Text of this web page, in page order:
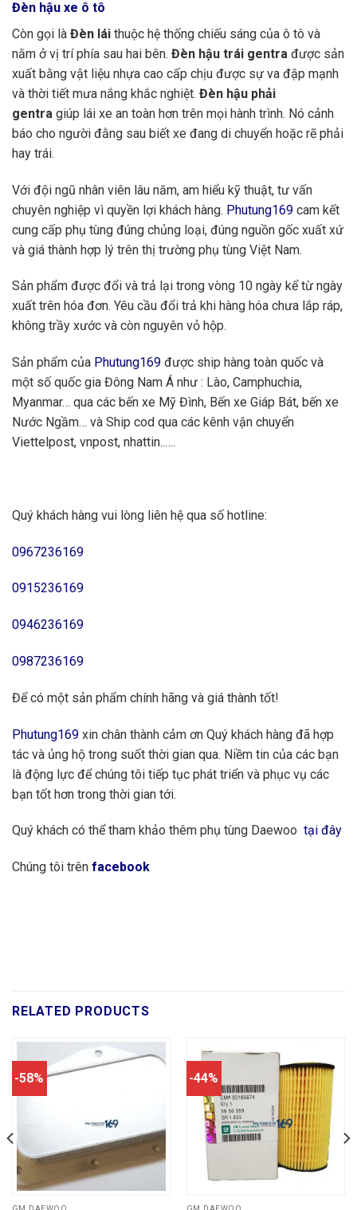
Đèn hậu xe ô tô
Còn gọi là Đèn lái thuộc hệ thống chiếu sáng của ô tô và
nằm ở vị trí phía sau hai bên. Đèn hậu trái gentra được sản
xuất bằng vật liệu nhựa cao cấp chịu được sự va đập mạnh
và thời tiết mưa nắng khắc nghiệt. Đèn hậu phải
gentra giúp lái xe an toàn hơn trên mọi hành trình. Nó cảnh
báo cho người đằng sau biết xe đang di chuyển hoặc rẽ phải
hay trái.
Với đội ngũ nhân viên lâu năm, am hiểu kỹ thuật, tư vấn
chuyên nghiệp vì quyền lợi khách hàng. Phutung169 cam kết
cung cấp phụ tùng đúng chủng loại, đúng nguồn gốc xuất xứ
và giá thành hợp lý trên thị trường phụ tùng Việt Nam.
Sản phẩm được đổi và trả lại trong vòng 10 ngày kể từ ngày
xuất trên hóa đơn. Yêu cầu đổi trả khi hàng hóa chưa lắp ráp,
không trầy xước và còn nguyên vỏ hộp.
Sản phẩm của Phutung169 được ship hàng toàn quốc và
một số quốc gia Đông Nam Á như : Lào, Camphuchia,
Myanmar… qua các bến xe Mỹ Đình, Bến xe Giáp Bát, bến xe
Nước Ngầm… và Ship cod qua các kênh vận chuyển
Viettelpost, vnpost, nhattin..….
Quý khách hàng vui lòng liên hệ qua số hotline:
0967236169
0915236169
0946236169
0987236169
Để có một sản phẩm chính hãng và giá thành tốt!
Phutung169 xin chân thành cảm ơn Quý khách hàng đã hợp
tác và ủng hộ trong suốt thời gian qua. Niềm tin của các bạn
là động lực để chúng tôi tiếp tục phát triển và phục vụ các
bạn tốt hơn trong thời gian tới.
Quý khách có thể tham khảo thêm phụ tùng Daewoo tại đây
Chúng tôi trên facebook
RELATED PRODUCTS
-58% -44%